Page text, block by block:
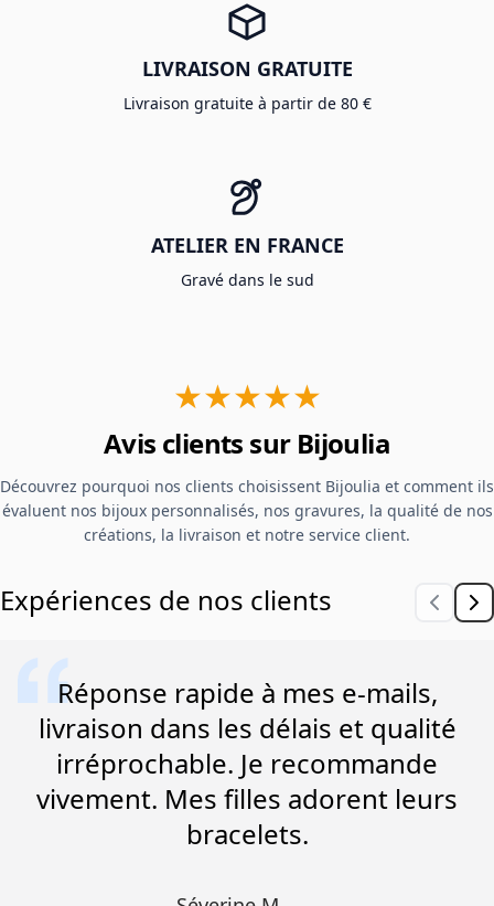
LIVRAISON GRATUITE
Livraison gratuite à partir de 80 €
ATELIER EN FRANCE
Gravé dans le sud
★★★★★
Avis clients sur Bijoulia
Découvrez pourquoi nos clients choisissent Bijoulia et comment ils
évaluent nos bijoux personnalisés, nos gravures, la qualité de nos
créations, la livraison et notre service client.
Expériences de nos clients
Réponse rapide à mes e-mails,
livraison dans les délais et qualité
irréprochable. Je recommande
vivement. Mes filles adorent leurs
bracelets.